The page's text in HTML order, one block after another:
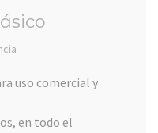
uso comercial y
en todo el